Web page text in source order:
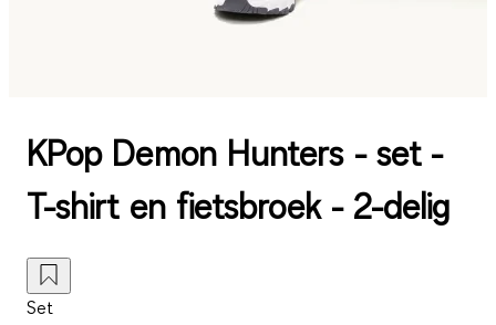
KPop Demon Hunters - set -
T-shirt en fietsbroek - 2-delig
Set